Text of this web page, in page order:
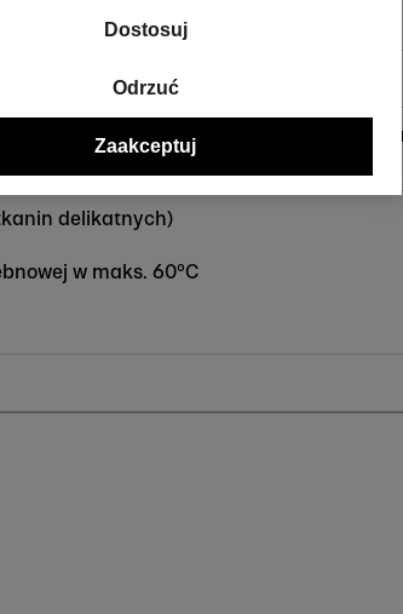
100% poliester (z recyklingu);
delikatnych)
w maks. 60°C
Dostosuj
Odrzuć
Zaakceptuj